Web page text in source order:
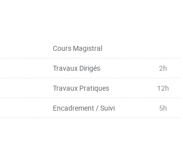
Cours Magistral
Travaux Dirigés 2h
Travaux Pratiques 12h
Encadrement / Suivi 5h